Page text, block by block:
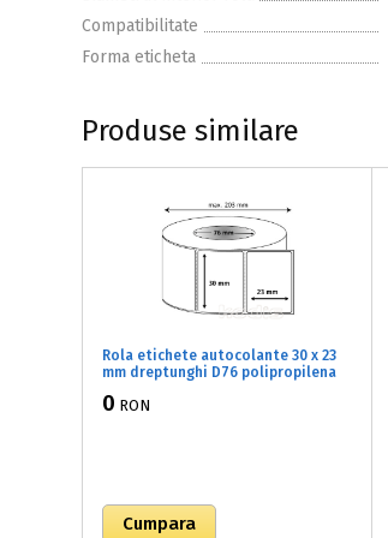
Compatibilitate
Forma eticheta
Produse similare
Rola etichete autocolante 30 x 23
mm dreptunghi D76 polipropilena
buc/rola (72x030023)
0 RON